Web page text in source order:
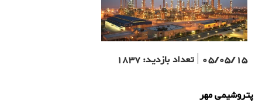
05/05/15
|تعداد بازدید:1837
پتروشیمی مهر